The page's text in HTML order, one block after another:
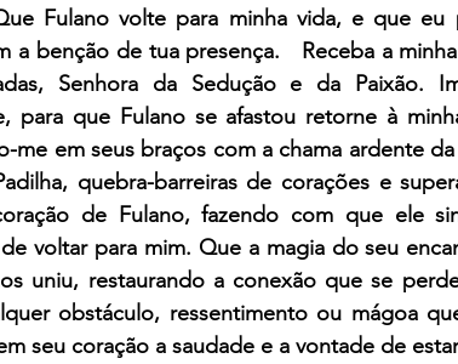
Fulano volte para minha vida, e que eu
a benção de tua presença.   Receba a
Senhora da Sedução e da Paixão.
para que Fulano se afastou retorne à
me em seus braços com a chama ardente
quebra-barreiras de corações e
de Fulano, fazendo com que ele
voltar para mim. Que a magia do seu
uniu, restaurando a conexão que se
obstáculo, ressentimento ou mágoa
seu coração a saudade e a vontade de